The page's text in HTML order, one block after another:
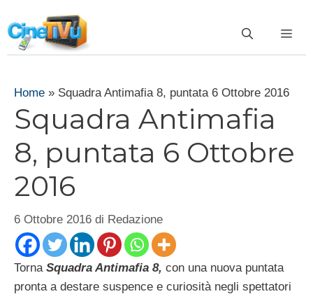
al
contenuto
Home » Squadra Antimafia 8, puntata 6 Ottobre 2016
Squadra Antimafia
8, puntata 6 Ottobre
2016
6 Ottobre 2016 di Redazione
Torna Squadra Antimafia 8, con una nuova puntata
pronta a destare suspence e curiosità negli spettatori